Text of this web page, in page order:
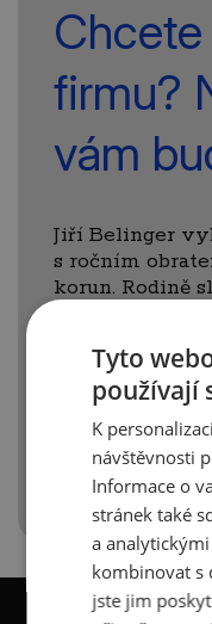
firmu?
vám
Jiří Belinger
s ročním
korun. Rodině
ve firmách. A
s námi o své
do rukou
Více informací
Tyto
používají
K
návštěvnosti
Informace o
stránek také
a
kombinovat s
jste jim